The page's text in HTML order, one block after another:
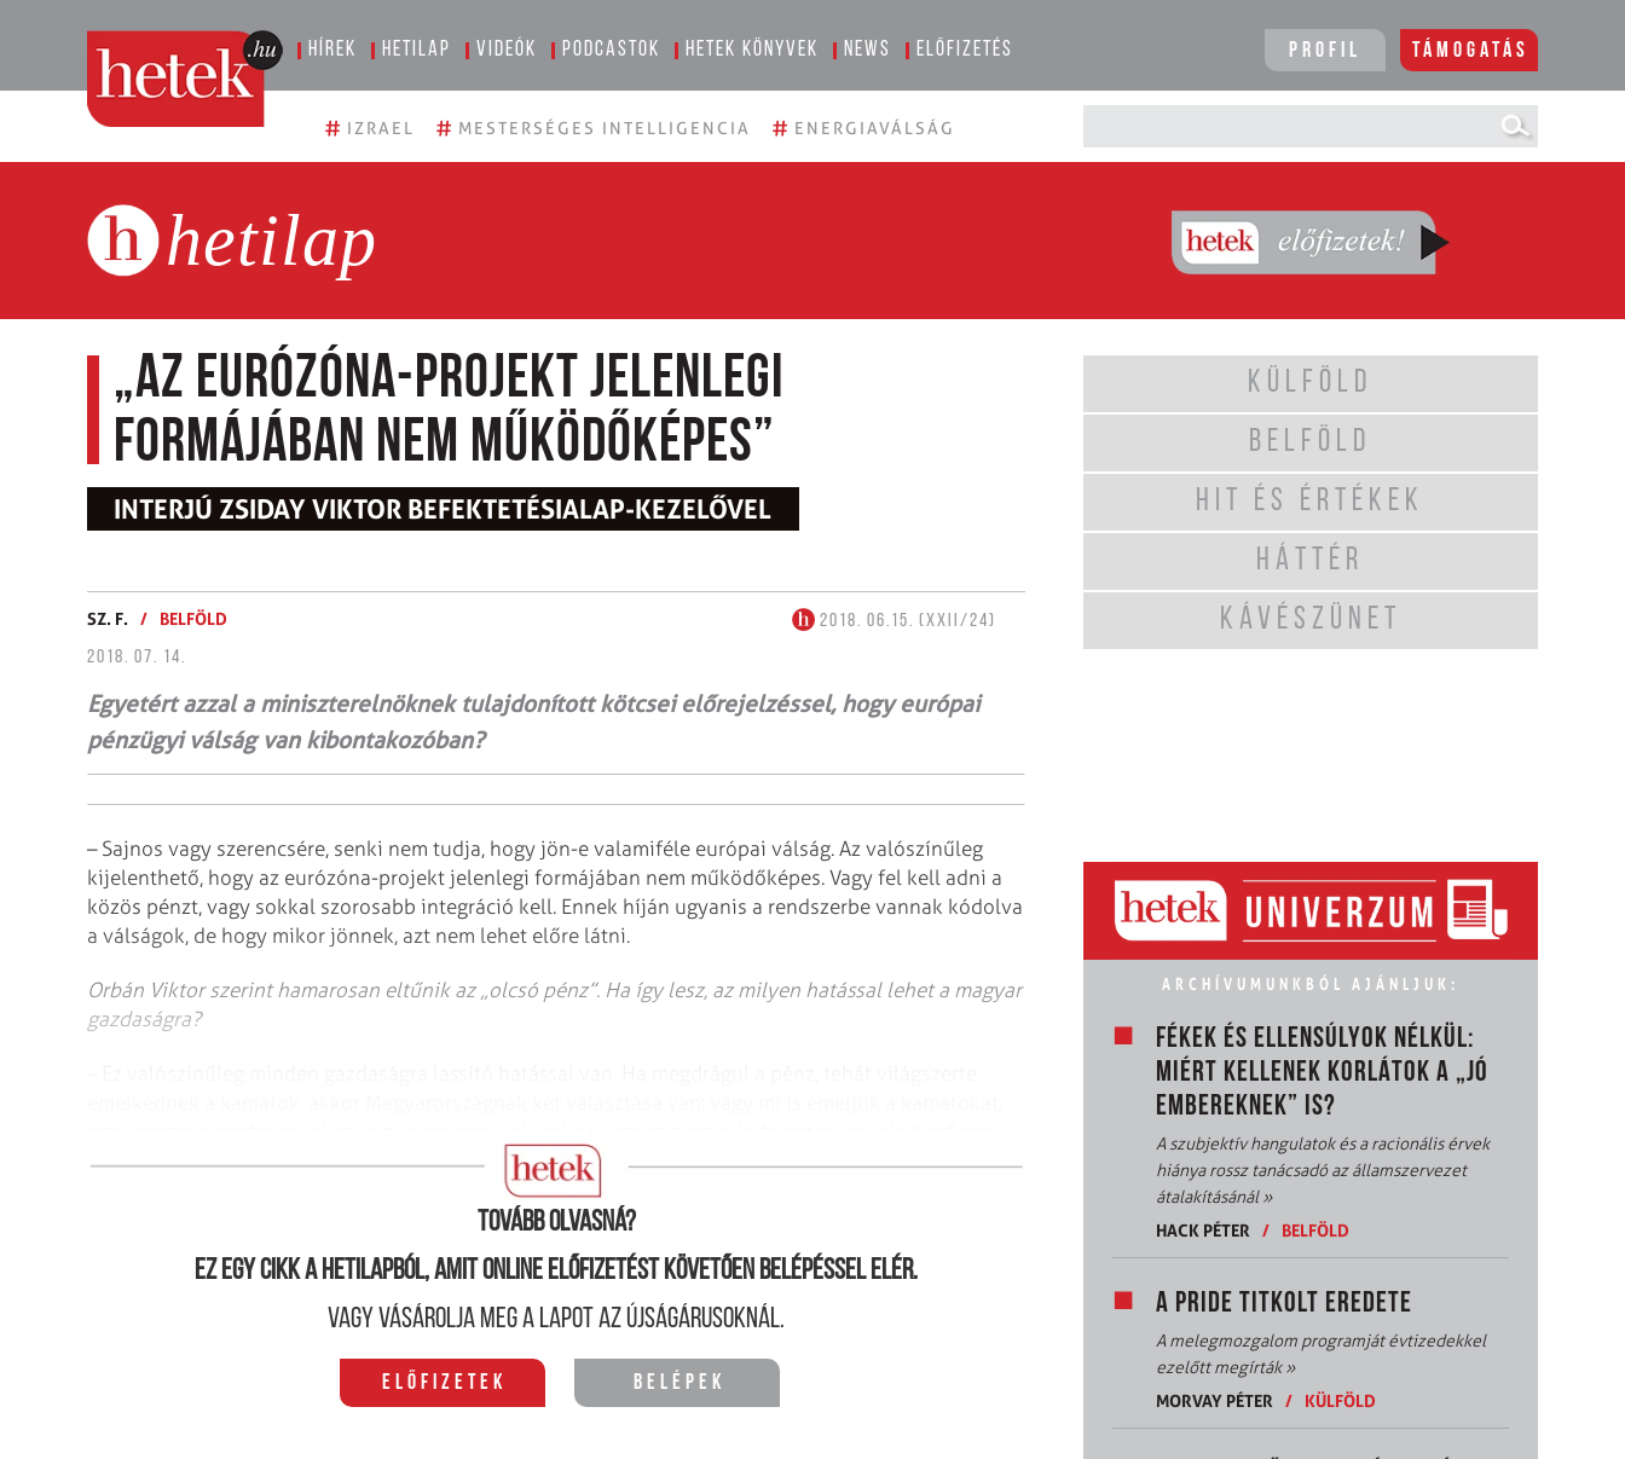
Hírek Hetilap Videók Podcastok Hetek könyvek News Előfizetés Profil Támogatás
# IZRAEL # MESTERSÉGES INTELLIGENCIA # ENERGIAVÁLSÁG
hetilap
„Az eurózóna-projekt jelenlegi
formájában nem működőképes”
INTERJÚ ZSIDAY VIKTOR BEFEKTETÉSIALAP-KEZELŐVEL
SZ. F. / BELFÖLD
2018. 06.15. (XXII/24)
2018. 07. 14.
Egyetért azzal a miniszterelnöknek tulajdonított kötcsei előrejelzéssel, hogy európai
pénzügyi válság van kibontakozóban?
– Sajnos vagy szerencsére, senki nem tudja, hogy jön-e valamiféle európai válság. Az valószínűleg
kijelenthető, hogy az eurózóna-projekt jelenlegi formájában nem működőképes. Vagy fel kell adni a
közös pénzt, vagy sokkal szorosabb integráció kell. Ennek híján ugyanis a rendszerbe vannak kódolva
a válságok, de hogy mikor jönnek, azt nem lehet előre látni.
Orbán Viktor szerint hamarosan eltűnik az „olcsó pénz”. Ha így lesz, az milyen hatással lehet a magyar
gazdaságra?
lesz az eredmény. Véleményem szerint mi inkább a második megoldással fogunk próbálkozni.
Tovább olvasná?
Ez egy cikk a hetilapból, amit online előfizetést követően belépéssel elér.
Vagy vásárolja meg a lapot az újságárusoknál.
Előfizetek Belépek
KÜLFÖLD
BELFÖLD
HIT ÉS ÉRTÉKEK
HÁTTÉR
KÁVÉSZÜNET
ARCHÍVUMUNKBÓL AJÁNLJUK:
FÉKEK ÉS ELLENSÚLYOK NÉLKÜL:
MIÉRT KELLENEK KORLÁTOK A „JÓ
EMBEREKNEK” IS?
A szubjektív hangulatok és a racionális érvek
hiánya rossz tanácsadó az államszervezet
átalakításánál»
HACK PÉTER
/ BELFÖLD
A PRIDE TITKOLT EREDETE
A melegmozgalom programját évtizedekkel
ezelőtt megírták»
MORVAY PÉTER
/ KÜLFÖLD